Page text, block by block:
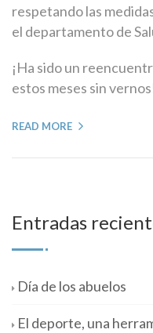
respetando las
el departamento de
¡Ha sido un
estos meses sin
READ MORE
Entradas
Día de los abuelos
El deporte, una